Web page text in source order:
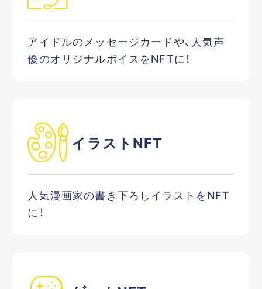
アイドルのメッセージカードや、人気声
優のオリジナルボイスをNFTに！
イラストNFT
人気漫画家の書き下ろしイラストをNFT
に！